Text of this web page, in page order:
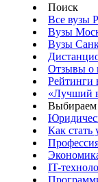
Поиск
Все вузы
Вузы
Вузы
Отзывы о
Рейтинги
«Лучший
Выбираем
Как
IT-